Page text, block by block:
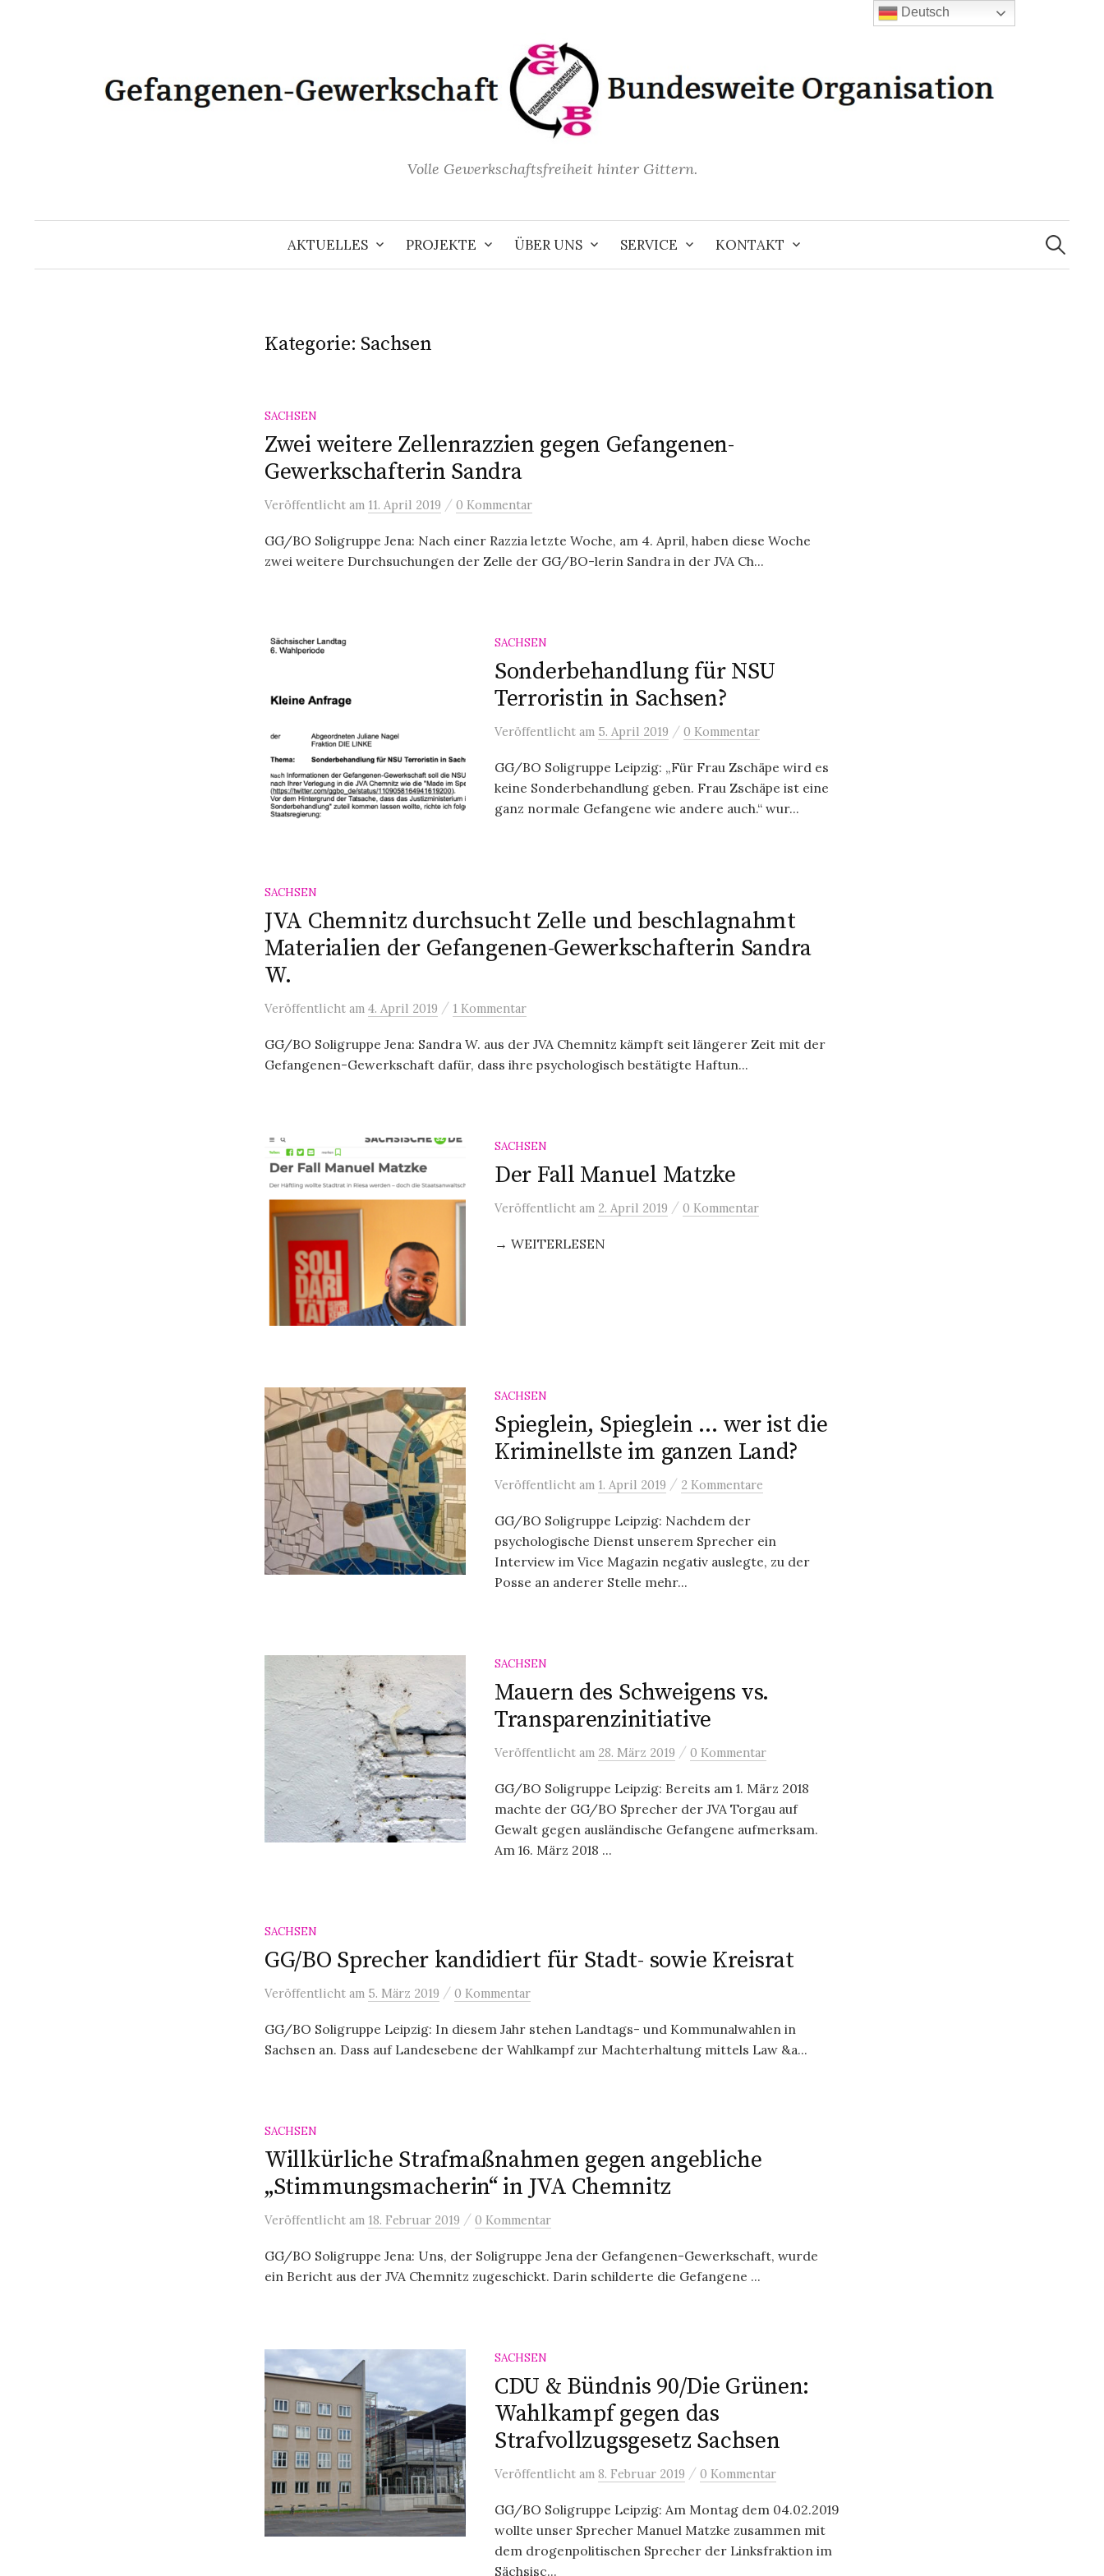
Volle Gewerkschaftsfreiheit hinter Gittern.
AKTUELLES PROJEKTE ÜBER UNS SERVICE KONTAKT
Suchen
nach:
Kategorie: Sachsen
SACHSEN
Zwei weitere Zellenrazzien gegen Gefangenen-
Gewerkschafterin Sandra
Veröffentlicht am 11. April 2019 / 0 Kommentar
GG/BO Soligruppe Jena: Nach einer Razzia letzte Woche, am 4. April, haben diese Woche
zwei weitere Durchsuchungen der Zelle der GG/BO-lerin Sandra in der JVA Ch...
SACHSEN
Sonderbehandlung für NSU
Terroristin in Sachsen?
Veröffentlicht am 5. April 2019 / 0 Kommentar
GG/BO Soligruppe Leipzig: „Für Frau Zschäpe wird es
keine Sonderbehandlung geben. Frau Zschäpe ist eine
ganz normale Gefangene wie andere auch.“ wur...
SACHSEN
JVA Chemnitz durchsucht Zelle und beschlagnahmt
Materialien der Gefangenen-Gewerkschafterin Sandra
W.
Veröffentlicht am 4. April 2019 / 1 Kommentar
GG/BO Soligruppe Jena: Sandra W. aus der JVA Chemnitz kämpft seit längerer Zeit mit der
Gefangenen-Gewerkschaft dafür, dass ihre psychologisch bestätigte Haftun...
SACHSEN
Der Fall Manuel Matzke
Veröffentlicht am 2. April 2019 / 0 Kommentar
→ WEITERLESEN
SACHSEN
Spieglein, Spieglein … wer ist die
Kriminellste im ganzen Land?
Veröffentlicht am 1. April 2019 / 2 Kommentare
GG/BO Soligruppe Leipzig: Nachdem der
psychologische Dienst unserem Sprecher ein
Interview im Vice Magazin negativ auslegte, zu der
Posse an anderer Stelle mehr...
SACHSEN
Mauern des Schweigens vs.
Transparenzinitiative
Veröffentlicht am 28. März 2019 / 0 Kommentar
GG/BO Soligruppe Leipzig: Bereits am 1. März 2018
machte der GG/BO Sprecher der JVA Torgau auf
Gewalt gegen ausländische Gefangene aufmerksam.
Am 16. März 2018 ...
SACHSEN
GG/BO Sprecher kandidiert für Stadt- sowie Kreisrat
Veröffentlicht am 5. März 2019 / 0 Kommentar
GG/BO Soligruppe Leipzig: In diesem Jahr stehen Landtags- und Kommunalwahlen in
Sachsen an. Dass auf Landesebene der Wahlkampf zur Machterhaltung mittels Law &a...
SACHSEN
Willkürliche Strafmaßnahmen gegen angebliche
„Stimmungsmacherin“ in JVA Chemnitz
Veröffentlicht am 18. Februar 2019 / 0 Kommentar
GG/BO Soligruppe Jena: Uns, der Soligruppe Jena der Gefangenen-Gewerkschaft, wurde
ein Bericht aus der JVA Chemnitz zugeschickt. Darin schilderte die Gefangene ...
SACHSEN
CDU & Bündnis 90/Die Grünen:
Wahlkampf gegen das
Strafvollzugsgesetz Sachsen
Veröffentlicht am 8. Februar 2019 / 0 Kommentar
GG/BO Soligruppe Leipzig: Am Montag dem 04.02.2019
wollte unser Sprecher Manuel Matzke zusammen mit
dem drogenpolitischen Sprecher der Linksfraktion im
Sächsisc...
Deutsch